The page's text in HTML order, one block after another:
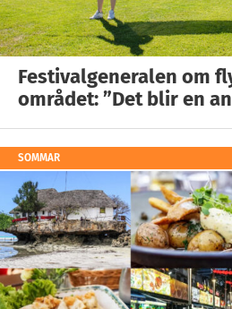
Festivalgeneralen om
området: ”Det blir en
SOMMAR